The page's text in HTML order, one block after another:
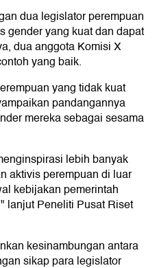
dua legislator perempuan
gender yang kuat dan dapat
dua anggota Komisi X
yang baik.
yang tidak kuat
pandangannya
mereka sebagai sesama
lebih banyak
aktivis perempuan di luar
kebijakan pemerintah
lanjut Peneliti Pusat Riset
kesinambungan antara
sikap para legislator